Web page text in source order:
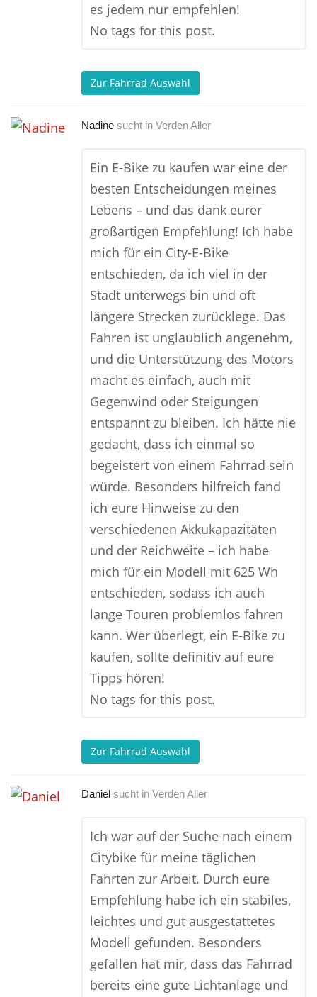
es jedem nur empfehlen!
No tags for this post.
Zur Fahrrad Auswahl
Nadine sucht in Verden Aller
Ein E-Bike zu kaufen war eine der
besten Entscheidungen meines
Lebens – und das dank eurer
großartigen Empfehlung! Ich habe
mich für ein City-E-Bike
entschieden, da ich viel in der
Stadt unterwegs bin und oft
längere Strecken zurücklege. Das
Fahren ist unglaublich angenehm,
und die Unterstützung des Motors
macht es einfach, auch mit
Gegenwind oder Steigungen
entspannt zu bleiben. Ich hätte nie
gedacht, dass ich einmal so
begeistert von einem Fahrrad sein
würde. Besonders hilfreich fand
ich eure Hinweise zu den
verschiedenen Akkukapazitäten
und der Reichweite – ich habe
mich für ein Modell mit 625 Wh
entschieden, sodass ich auch
lange Touren problemlos fahren
kann. Wer überlegt, ein E-Bike zu
kaufen, sollte definitiv auf eure
Tipps hören!
No tags for this post.
Zur Fahrrad Auswahl
Daniel sucht in Verden Aller
Ich war auf der Suche nach einem
Citybike für meine täglichen
Fahrten zur Arbeit. Durch eure
Empfehlung habe ich ein stabiles,
leichtes und gut ausgestattetes
Modell gefunden. Besonders
gefallen hat mir, dass das Fahrrad
bereits eine gute Lichtanlage und